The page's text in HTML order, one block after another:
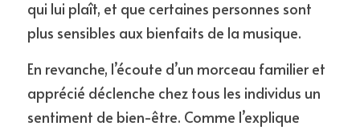
qui lui plaît, et que certaines personnes sont
plus sensibles aux bienfaits de la musique.
En revanche, l’écoute d’un morceau familier et
apprécié déclenche chez tous les individus un
sentiment de bien-être. Comme l’explique